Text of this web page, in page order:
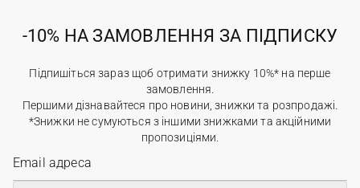
-10% НА ЗАМОВЛЕННЯ ЗА ПІДПИСКУ
Підпишіться зараз щоб отримати знижку 10%* на перше
замовлення.
Першими дізнавайтеся про новини, знижки та розпродажі.
*Знижки не сумуються з іншими знижками та акційними
пропозиціями.